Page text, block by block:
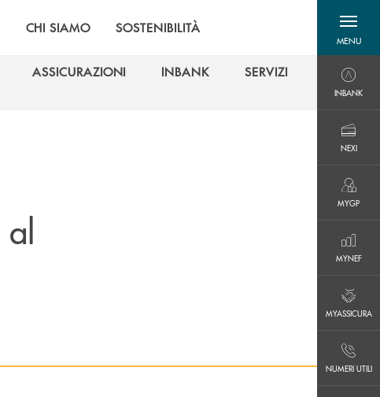
CHI SIAMO SOSTENIBILITÀ
MENU
menu
INBANK
INBANK
NEXI
MYGP
MYNEF
MYASSICURA
NUMERI UTILI
ASSICURAZIONI
INBANK
SERVIZI
al